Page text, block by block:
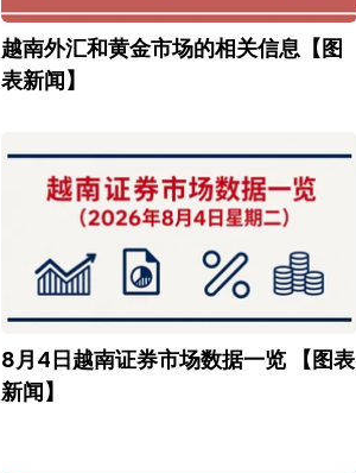
越南外汇和黄金市场的相关信息【图
表新闻】
8月4日越南证券市场数据一览 【图表
新闻】